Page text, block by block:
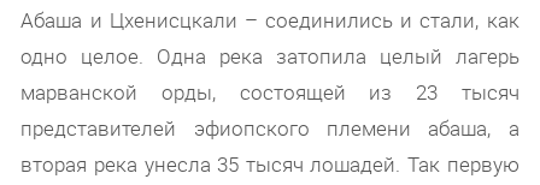
Абаша и Цхенисцкали – соединились и стали, как
одно целое. Одна река затопила целый лагерь
марванской орды, состоящей из 23 тысяч
представителей эфиопского племени абаша, а
вторая река унесла 35 тысяч лошадей. Так первую